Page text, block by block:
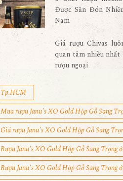
Được Săn Đón
Nam
Giá rượu Chivas
quan tâm nhiều
rượu ngoại
Tp.HCM
Mua rượu Janu's XO Gold Hộp Gỗ Sang
Giá rượu Janu's XO Gold Hộp Gỗ Sang
Rượu Janu's XO Gold Hộp Gỗ Sang Trọng
Rượu Janu's XO Gold Hộp Gỗ Sang Trọng